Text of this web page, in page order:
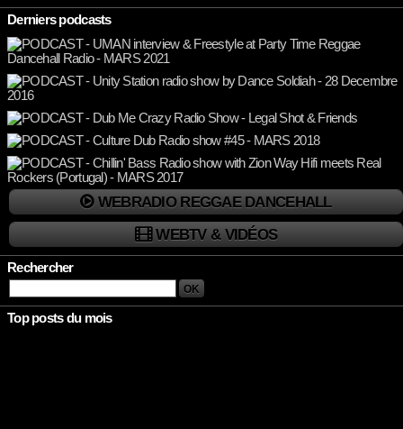
Derniers podcasts
WEBRADIO REGGAE DANCEHALL
WEBTV & VIDÉOS
Rechercher
Top posts du mois